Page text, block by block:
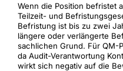
Wenn die Position befristet
Teilzeit- und
Befristung ist bis zu zwei
längere oder verlängerte
sachlichen Grund. Für QM-
da Audit-Verantwortung
wirkt sich negativ auf die